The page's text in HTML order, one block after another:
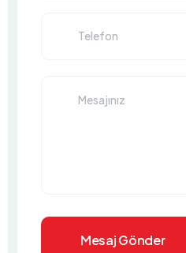
Mesaj Gönder